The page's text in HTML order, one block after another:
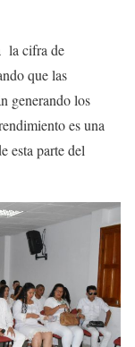
la cifra de
que las
generando los
es una
esta parte del